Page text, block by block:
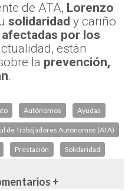
de ATA, Lorenzo
solidaridad y cariño
por los
están
la prevención,
.
Autónomos Ayudas
de Trabajadores Autónomos (ATA)
Prestación Solidaridad
+